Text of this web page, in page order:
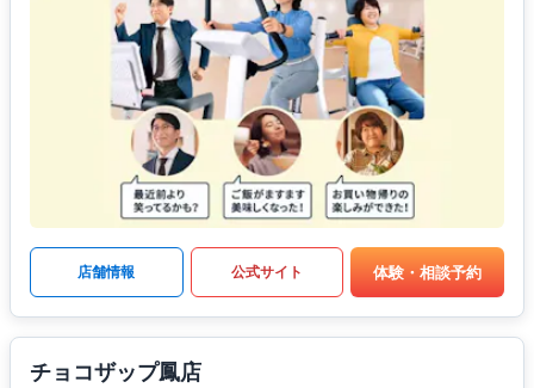
店舗情報 公式サイト 体験・相談予約
チョコザップ鳳店